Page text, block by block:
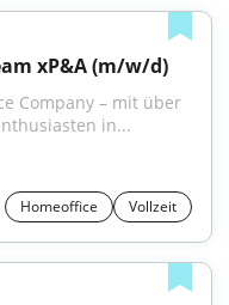
xP&A (m/w/d)
Company – mit über
in...
Homeoffice Vollzeit